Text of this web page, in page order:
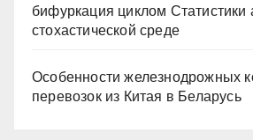
бифуркация циклом Статистики
стохастической среде
Особенности железнодрожных
перевозок из Китая в Беларусь